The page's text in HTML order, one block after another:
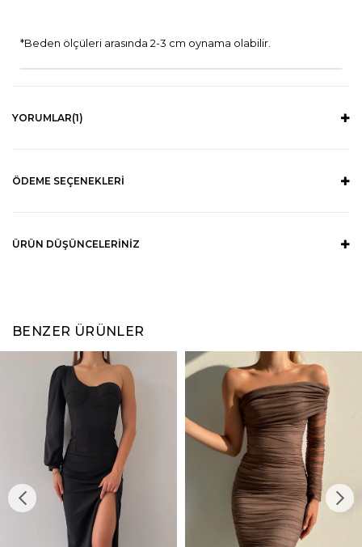
*Beden ölçüleri arasında 2-3 cm oynama olabilir.
YORUMLAR(1)
ÖDEME SEÇENEKLERI
ÜRÜN DÜŞÜNCELERINIZ
BENZER ÜRÜNLER